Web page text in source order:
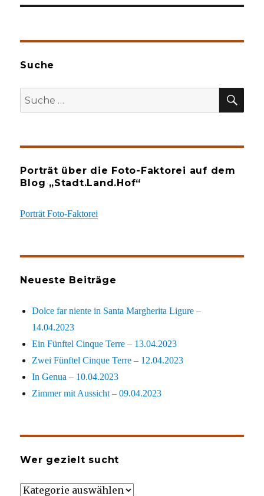
Suche
Suche
nach:
Porträt über die Foto-Faktorei auf dem
Blog „Stadt.Land.Hof“
Porträt Foto-Faktorei
Neueste Beiträge
Dolce far niente in Santa Margherita Ligure –
14.04.2023
Ein Fünftel Cinque Terre – 13.04.2023
Zwei Fünftel Cinque Terre – 12.04.2023
In Genua – 10.04.2023
Zimmer mit Aussicht – 09.04.2023
Wer gezielt sucht
Wer